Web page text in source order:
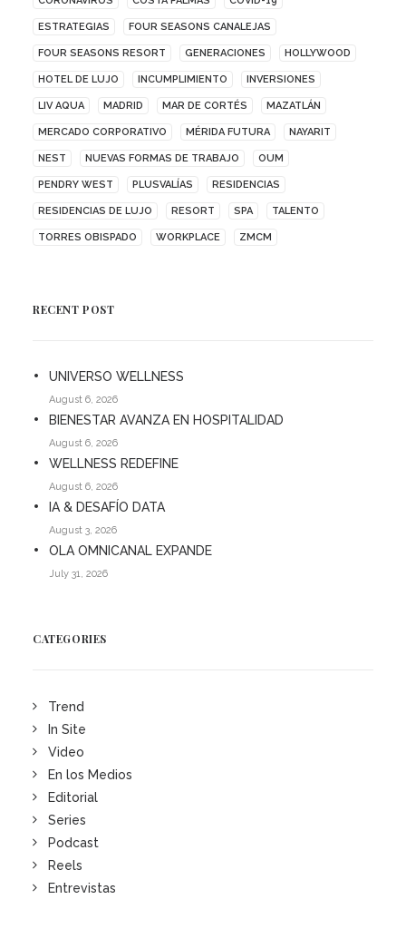
ESTRATEGIAS FOUR SEASONS CANALEJAS
FOUR SEASONS RESORT GENERACIONES HOLLYWOOD
HOTEL DE LUJO INCUMPLIMIENTO INVERSIONES
LIV AQUA MADRID MAR DE CORTÉS MAZATLÁN
MERCADO CORPORATIVO MÉRIDA FUTURA NAYARIT
NEST NUEVAS FORMAS DE TRABAJO OUM
PENDRY WEST PLUSVALÍAS RESIDENCIAS
RESIDENCIAS DE LUJO RESORT SPA TALENTO
TORRES OBISPADO WORKPLACE ZMCM
RECENT POST
UNIVERSO WELLNESS
August 6, 2026
BIENESTAR AVANZA EN HOSPITALIDAD
August 6, 2026
WELLNESS REDEFINE
August 6, 2026
IA & DESAFÍO DATA
August 3, 2026
OLA OMNICANAL EXPANDE
July 31, 2026
CATEGORIES
Trend
In Site
Video
En los Medios
Editorial
Series
Podcast
Reels
Entrevistas